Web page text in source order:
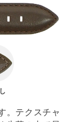
。テクスチャ